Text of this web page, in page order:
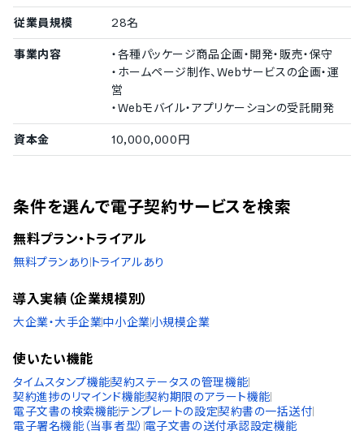
従業員規模 28名
事業内容
・各種パッケージ商品企画・開発・販売・保守
・ホームページ制作、Webサービスの企画・運
営
・Webモバイル・アプリケーションの受託開発
資本金 10,000,000円
条件を選んで電子契約サービスを検索
無料プラン・トライアル
無料プランあり トライアルあり
導入実績（企業規模別）
大企業・大手企業中小企業小規模企業
使いたい機能
タイムスタンプ機能契約ステータスの管理機能
契約進捗のリマインド機能契約期限のアラート機能
電子文書の検索機能テンプレートの設定契約書の一括送付
電子署名機能（当事者型） 電子文書の送付承認設定機能